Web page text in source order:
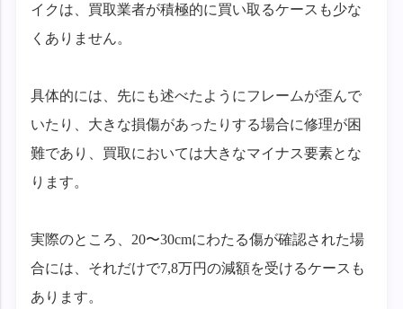
イクは、買取業者が積極的に買い取るケースも少な
くありません。
具体的には、先にも述べたようにフレームが歪んで
いたり、大きな損傷があったりする場合に修理が困
難であり、買取においては大きなマイナス要素とな
ります。
実際のところ、20〜30cmにわたる傷が確認された場
合には、それだけで7,8万円の減額を受けるケースも
あります。